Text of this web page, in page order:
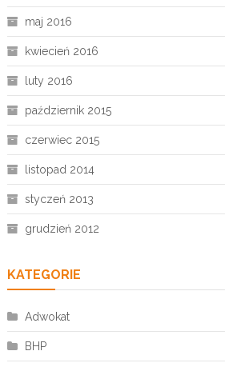
maj 2016
kwiecień 2016
luty 2016
październik 2015
czerwiec 2015
listopad 2014
styczeń 2013
grudzień 2012
KATEGORIE
Adwokat
BHP